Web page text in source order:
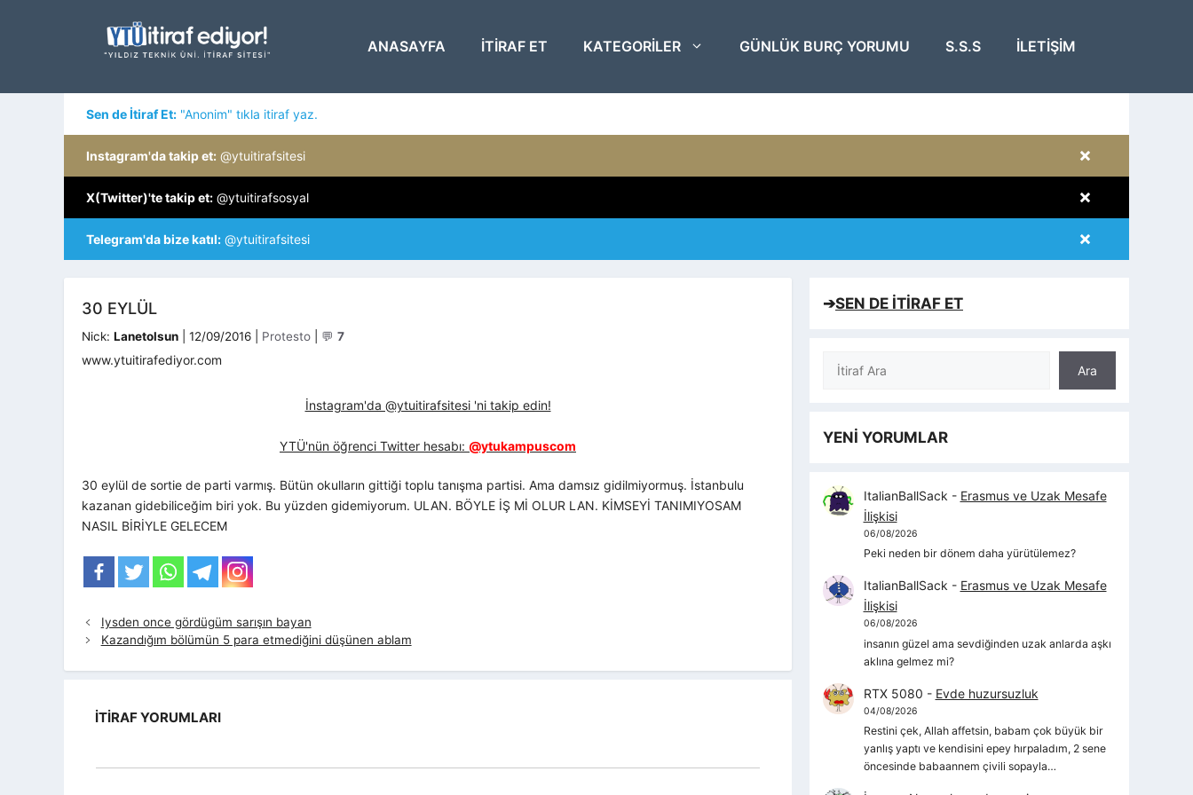
ANASAYFA ITIRAF ET KATEGORILER GÜNLÜK BURÇ YORUMU S.S.S İLETIŞIM
Sen de İtiraf Et: "Anonim" tıkla itiraf yaz.
×
Instagram'da takip et: @ytuitirafsitesi
×
X(Twitter)'te takip et: @ytuitirafsosyal
×
Telegram'da bize katıl: @ytuitirafsitesi
30 EYLÜL
Nick: Lanetolsun 12/09/2016 Kategoriler
Protesto 💬 7
www.ytuitirafediyor.com
İnstagram'da @ytuitirafsitesi 'ni takip edin!
YTÜ'nün öğrenci Twitter hesabı: @ytukampuscom
30 eylül de sortie de parti varmış. Bütün okulların gittiği toplu tanışma partisi. Ama damsız gidilmiyormuş. İstanbulu
kazanan gidebiliceğim biri yok. Bu yüzden gidemiyorum. ULAN. BÖYLE İŞ Mİ OLUR LAN. KİMSEYİ TANIMIYOSAM
NASIL BİRİYLE GELECEM
Iysden once gördügüm sarışın bayan
Kazandığım bölümün 5 para etmediğini düşünen ablam
İTIRAF YORUMLARI
➔SEN DE İTİRAF ET
Ara
Ara
YENİ YORUMLAR
ItalianBallSack - Erasmus ve Uzak Mesafe
İlişkisi
06/08/2026
Peki neden bir dönem daha yürütülemez?
ItalianBallSack - Erasmus ve Uzak Mesafe
İlişkisi
06/08/2026
insanın güzel ama sevdiğinden uzak anlarda aşkı
aklına gelmez mi?
RTX 5080 - Evde huzursuzluk
04/08/2026
Restini çek, Allah affetsin, babam çok büyük bir
yanlış yaptı ve kendisini epey hırpaladım, 2 sene
öncesinde babaannem çivili sopayla…